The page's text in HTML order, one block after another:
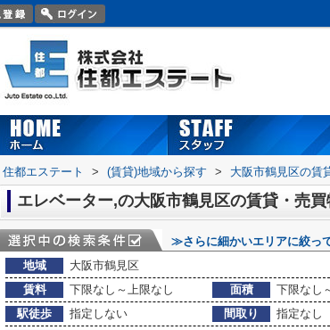
住都エステート > (賃貸)地域から探す > 大阪市鶴見区の賃
エレベーター,の大阪市鶴見区の賃貸・売
≫さらに細かいエリアに絞って
地域
大阪市鶴見区
賃料
下限なし～上限なし 面積 下限なし
駅徒歩
指定しない 間取り
指定なし